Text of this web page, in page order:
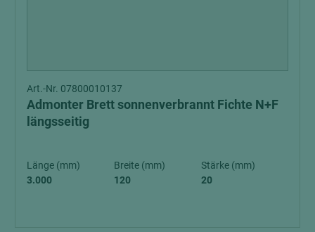
Art.-Nr. 07800010137
Admonter Brett sonnenverbrannt Fichte N+F
längsseitig
Länge (mm)
3.000
Breite (mm)
120
Stärke (mm)
20